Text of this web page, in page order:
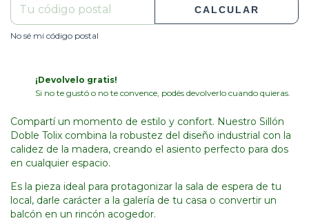
CALCULAR
No sé mi código postal
¡Devolvelo gratis!
Si no te gustó o no te convence, podés devolverlo cuando quieras.
Compartí un momento de estilo y confort. Nuestro Sillón
Doble Tolix combina la robustez del diseño industrial con la
calidez de la madera, creando el asiento perfecto para dos
en cualquier espacio.
Es la pieza ideal para protagonizar la sala de espera de tu
local, darle carácter a la galería de tu casa o convertir un
balcón en un rincón acogedor.